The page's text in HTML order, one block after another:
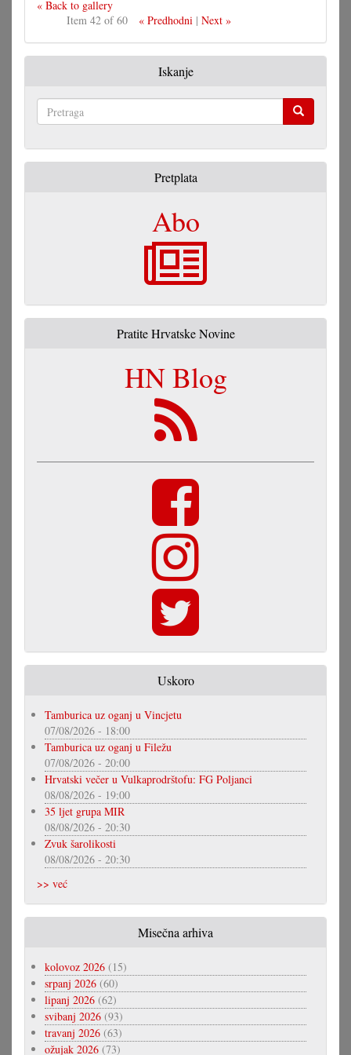
« Back to gallery
Item 42 of 60
« Predhodni| Next »
Iskanje
Pretplata
Abo
Pratite Hrvatske Novine
HN Blog
Uskoro
Tamburica uz oganj u Vincjetu
07/08/2026 - 18:00
Tamburica uz oganj u Filežu
07/08/2026 - 20:00
Hrvatski večer u Vulkaprodrštofu: FG Poljanci
08/08/2026 - 19:00
35 ljet grupa MIR
08/08/2026 - 20:30
Zvuk šarolikosti
08/08/2026 - 20:30
>> već
Misečna arhiva
kolovoz 2026 (15)
srpanj 2026 (60)
lipanj 2026 (62)
svibanj 2026 (93)
travanj 2026 (63)
ožujak 2026 (73)